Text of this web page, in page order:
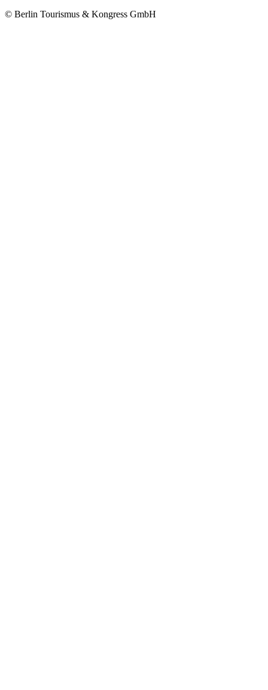
© Berlin Tourismus & Kongress GmbH